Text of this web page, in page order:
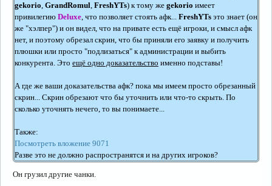
gekorio, GrandRomul, FreshYTs) к тому же gekorio имеет
привилегию Deluxe, что позволяет стоять афк... FreshYTs это знает (он
же "хэлпер") и он видел, что на привате есть ещё игроки, и смысл афк
нет, и поэтому обрезал скрин, что бы приняли его заявку и получить
плюшки или просто "подлизаться" к администрации и выбить
конкурента. Это ещё одно доказательство именно подставы!
А где же ваши доказательства афк? пока мы имеем просто обрезанный
скрин... Скрин обрезают что бы уточнить или что-то скрыть. По
сколько уточнять нечего, то вы понимаете...
Также:
Посмотреть вложение 9071
Разве это не должно распространятся и на других игроков?
Он грузил другие чанки.